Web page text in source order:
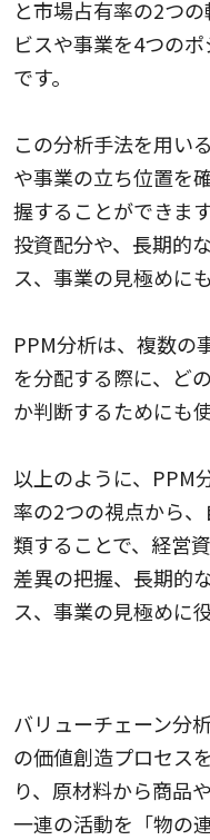
と市場占有率の2つ
ビスや事業を4つの
です。
この分析手法を用い
や事業の立ち位置を
握することができま
投資配分や、長期的
ス、事業の見極めに
PPM分析は、複数の
を分配する際に、ど
か判断するためにも
以上のように、PPM
率の2つの視点から
類することで、経営
差異の把握、長期的
ス、事業の見極めに
バリューチェーン分
の価値創造プロセス
り、原材料から商品
一連の活動を「物の